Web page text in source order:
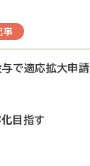
事
で適応拡大申請
目指す